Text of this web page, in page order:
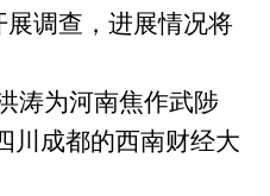
调查，进展情况将
涛为河南焦作武陟
川成都的西南财经大